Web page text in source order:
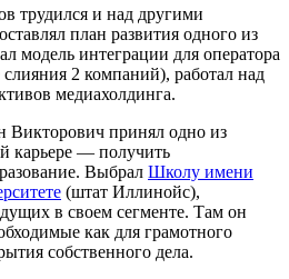
трудился и над другими
план развития одного из
модель интеграции для оператора
2 компаний), работал над
медиахолдинга.
Викторович принял одно из
карьере — получить
Выбрал Школу имени
(штат Иллинойс),
в своем сегменте. Там он
как для грамотного
собственного дела.